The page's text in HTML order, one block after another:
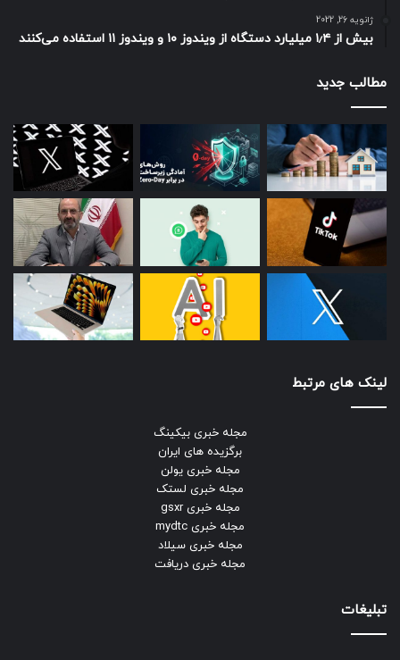
ژانویه 26, 2022
بیش از ۱٫۴ میلیارد دستگاه از ویندوز ۱۰ و ویندوز ۱۱ استفاده می‌کنند
مطالب جدید
لینک های مرتبط
مجله خبری بیکینگ
برگزیده های ایران
مجله خبری یولن
مجله خبری لستک
مجله خبری gsxr
مجله خبری mydtc
مجله خبری سیلاد
مجله خبری دریافت
تبلیغات